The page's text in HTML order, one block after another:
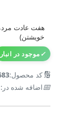
هفت عادت
خویشتن)
✓موجود در انبار
🔢کد محصول:
📅اضافه شده در: 2026/06/05